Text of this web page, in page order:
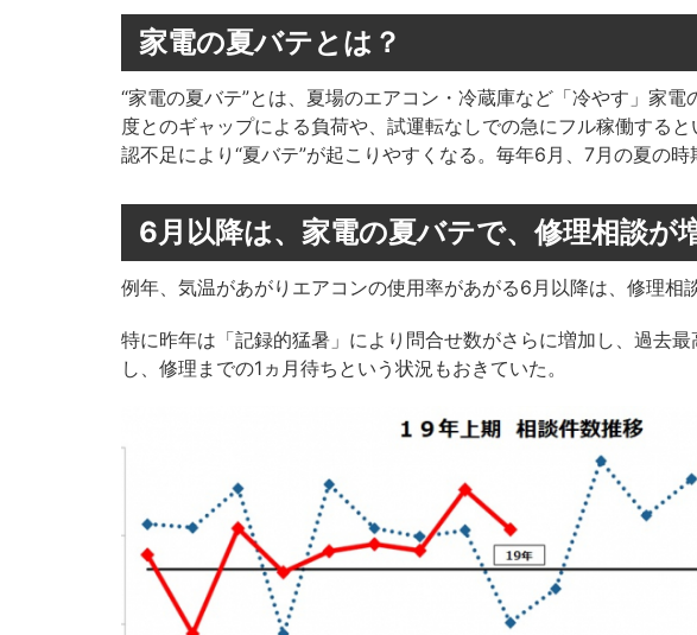
家電の夏バテとは？
“家電の夏バテ”とは、夏場のエアコン・冷蔵庫など「冷やす」家
度とのギャップによる負荷や、試運転なしでの急にフル稼働する
認不足により“夏バテ”が起こりやすくなる。毎年6月、7月の夏の時
6月以降は、家電の夏バテで、修理相談が
例年、気温があがりエアコンの使用率があがる6月以降は、修理相
特に昨年は「記録的猛暑」により問合せ数がさらに増加し、過去
し、修理までの1ヵ月待ちという状況もおきていた。